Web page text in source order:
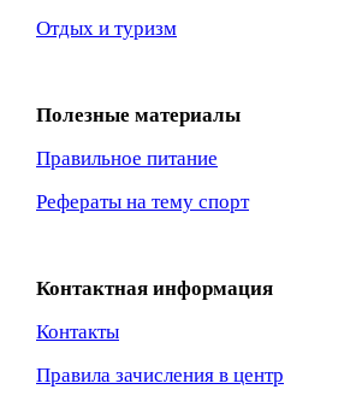
Отдых и туризм
Полезные материалы
Правильное питание
Рефераты на тему спорт
Контактная информация
Контакты
Правила зачисления в центр